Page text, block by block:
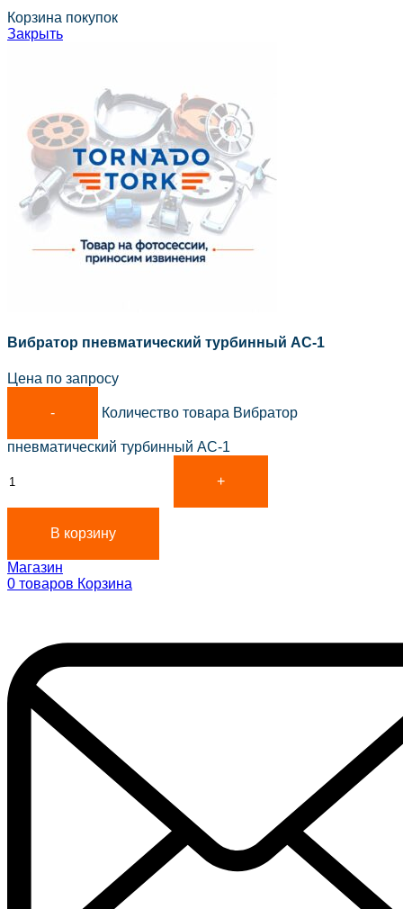
Корзина покупок
Закрыть
Вибратор пневматический турбинный АС-1
Цена по запросу
Количество товара Вибратор
пневматический турбинный АС-1
В корзину
Магазин
0 товаров Корзина